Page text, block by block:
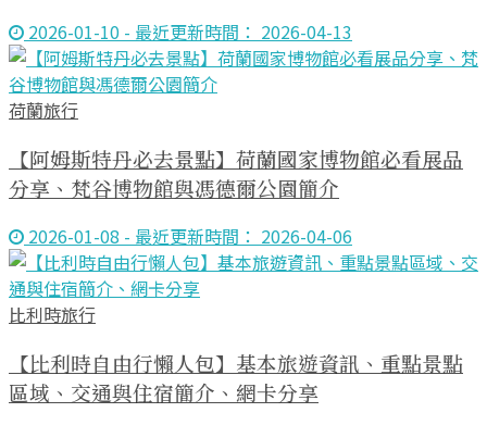
2026-01-10 - 最近更新時間： 2026-04-13
荷蘭旅行
【阿姆斯特丹必去景點】荷蘭國家博物館必看展品
分享、梵谷博物館與馮德爾公園簡介
2026-01-08 - 最近更新時間： 2026-04-06
比利時旅行
【比利時自由行懶人包】基本旅遊資訊、重點景點
區域、交通與住宿簡介、網卡分享